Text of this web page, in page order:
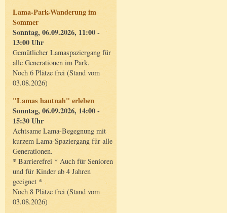
Lama-Park-Wanderung im
Sommer
Sonntag, 06.09.2026, 11:00 -
13:00 Uhr
Gemütlicher Lamaspaziergang für
alle Generationen im Park.
Noch 6 Plätze frei (Stand vom
03.08.2026)
"Lamas hautnah" erleben
Sonntag, 06.09.2026, 14:00 -
15:30 Uhr
Achtsame Lama-Begegnung mit
kurzem Lama-Spaziergang für alle
Generationen.
* Barrierefrei * Auch für Senioren
und für Kinder ab 4 Jahren
geeignet *
Noch 8 Plätze frei (Stand vom
03.08.2026)